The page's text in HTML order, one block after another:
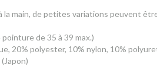
main, de petites variations peuvent
de 35 à 39 max.)
20% polyester, 10% nylon, 10%